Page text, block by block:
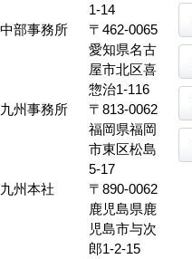
1-14
中部事務所
〒462-0065
愛知県名古
屋市北区喜
惣治1-116
九州事務所
〒813-0062
福岡県福岡
市東区松島
5-17
九州本社
〒890-0062
鹿児島県鹿
児島市与次
郎1-2-15